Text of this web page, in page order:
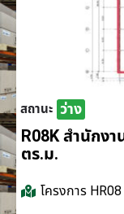
สถานะ ว่าง
R08K สำนักงา
ตร.ม.
โครงการ